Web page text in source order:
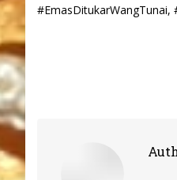
#EmasDitukarWangTunai,